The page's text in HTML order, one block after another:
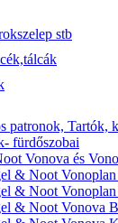
stb
patronok, Tartók,
fürdőszobai
Vonova és
& Noot
& Noot
& Noot Vonova